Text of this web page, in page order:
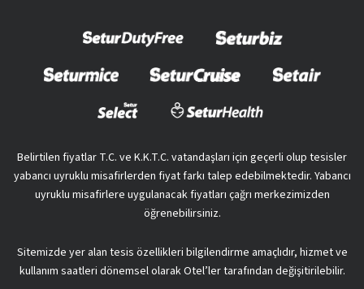
Belirtilen fiyatlar T.C. ve K.K.T.C. vatandaşları için geçerli olup tesisler
yabancı uyruklu misafirlerden fiyat farkı talep edebilmektedir. Yabancı
uyruklu misafirlere uygulanacak fiyatları çağrı merkezimizden
öğrenebilirsiniz.
Sitemizde yer alan tesis özellikleri bilgilendirme amaçlıdır, hizmet ve
kullanım saatleri dönemsel olarak Otel’ler tarafından değişitirilebilir.